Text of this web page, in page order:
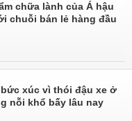
chữa lành của Á hậu
chuỗi bán lẻ hàng đầu
xúc vì thói đậu xe ở
nỗi khổ bấy lâu nay